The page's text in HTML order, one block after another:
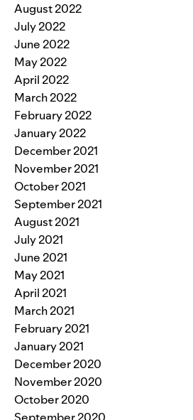
August 2022
July 2022
June 2022
May 2022
April 2022
March 2022
February 2022
January 2022
December 2021
November 2021
October 2021
September 2021
August 2021
July 2021
June 2021
May 2021
April 2021
March 2021
February 2021
January 2021
December 2020
November 2020
October 2020